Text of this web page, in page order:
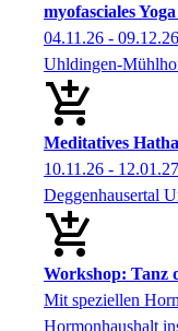
myofasciales
04.11.26 - 09.12.26
Uhldingen-
Meditatives
10.11.26 - 12.01.27
Deggenhausertal
Workshop: Tanz
Mit speziellen
Hormonhaushalt